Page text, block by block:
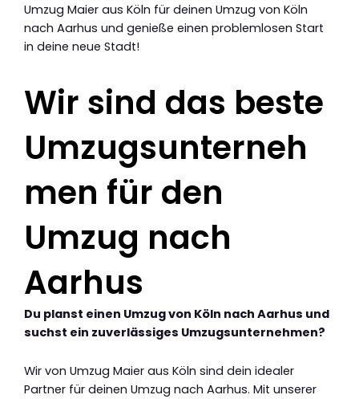
Umzug Maier aus Köln für deinen Umzug von Köln
nach Aarhus und genieße einen problemlosen Start
in deine neue Stadt!
Wir sind das beste
Umzugsunterneh
men für den
Umzug nach
Aarhus
Du planst einen Umzug von Köln nach Aarhus und
suchst ein zuverlässiges Umzugsunternehmen?
Wir von Umzug Maier aus Köln sind dein idealer
Partner für deinen Umzug nach Aarhus. Mit unserer